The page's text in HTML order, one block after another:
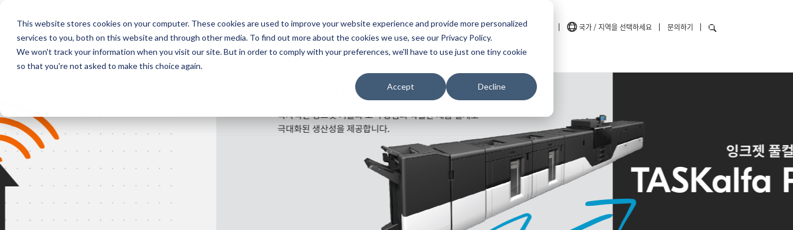
This website stores cookies on your computer. These cookies are used to improve your website experience and provide more personalized
services to you, both on this website and through other media. To find out more about the cookies we use, see our Privacy Policy.
We won't track your information when you visit our site. But in order to comply with your preferences, we'll have to use just one tiny cookie
so that you're not asked to make this choice again.
Accept Decline
KYOCERA Document Solutions Korea/한국 국가 / 지역을 선택하세요 문의하기
Home 제품정보 솔루션 고객지원 및 다운로드 센터 회사소개 지점 안내 지점파트너